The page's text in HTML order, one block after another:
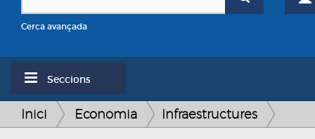
Cerca avançada
Seccions
Inici Economia Infraestructures